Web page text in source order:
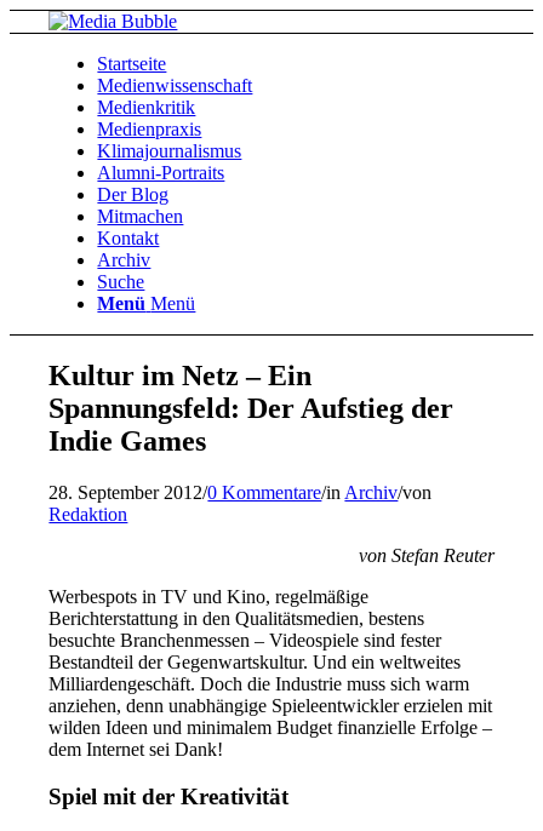
Startseite
Medienwissenschaft
Medienkritik
Medienpraxis
Klimajournalismus
Alumni-Portraits
Der Blog
Mitmachen
Kontakt
Archiv
Suche
Menü Menü
Kultur im Netz – Ein
Spannungsfeld: Der Aufstieg der
Indie Games
28. September 2012/0 Kommentare/in Archiv/von
Redaktion
von Stefan Reuter
Werbespots in TV und Kino, regelmäßige
Berichterstattung in den Qualitätsmedien, bestens
besuchte Branchenmessen – Videospiele sind fester
Bestandteil der Gegenwartskultur. Und ein weltweites
Milliardengeschäft. Doch die Industrie muss sich warm
anziehen, denn unabhängige Spieleentwickler erzielen mit
wilden Ideen und minimalem Budget finanzielle Erfolge –
dem Internet sei Dank!
Spiel mit der Kreativität